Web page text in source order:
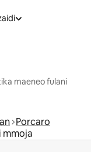
maeneo fulani
Porcaro
mmoja